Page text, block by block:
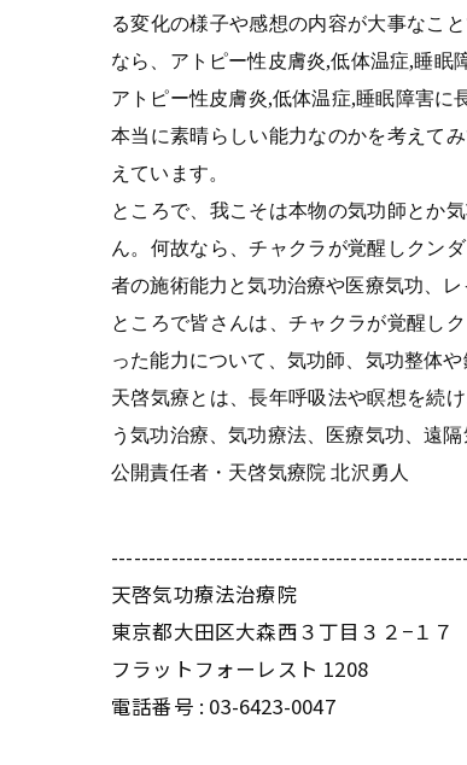
る変化の様子や感想の内容が大事なこ
なら、アトピー性皮膚炎,低体温症,睡眠
アトピー性皮膚炎,低体温症,睡眠障害
本当に素晴らしい能力なのかを考えて
えています。
ところで、我こそは本物の気功師とか
ん。何故なら、チャクラが覚醒しクン
者の施術能力と気功治療や医療気功、
ところで皆さんは、チャクラが覚醒し
った能力について、気功師、気功整体
天啓気療とは、長年呼吸法や瞑想を続
う気功治療、気功療法、医療気功、遠
公開責任者・天啓気療院 北沢勇人
天啓気功療法治療院
東京都大田区大森西３丁目３２−１７
フラットフォーレスト 1208
電話番号 : 03-6423-0047